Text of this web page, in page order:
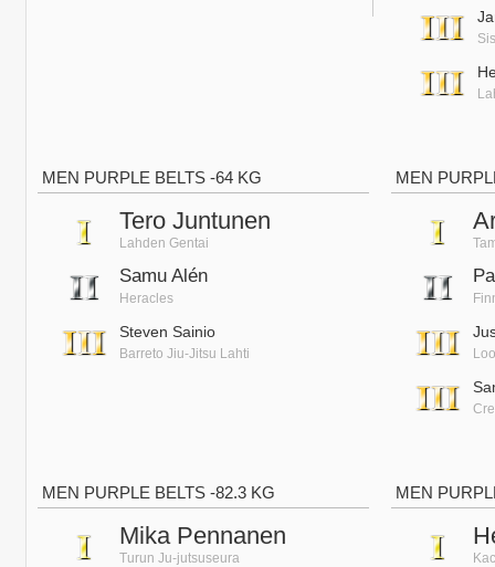
MEN PURPLE BELTS -64 KG
Tero Juntunen
Lahden Gentai
Samu Alén
Heracles
Steven Sainio
Barreto Jiu-Jitsu Lahti
MEN
MEN PURPLE BELTS -82.3 KG
Mika Pennanen
Turun Ju-jutsuseura
MEN